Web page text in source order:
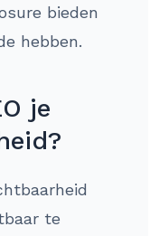
bieden
hebben.
je
te